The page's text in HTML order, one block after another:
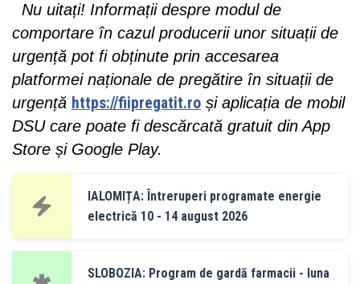
Nu uitați! Informații despre modul de
comportare în cazul producerii unor situații de
urgență pot fi obținute prin accesarea
platformei naționale de pregătire în situații de
urgență https://fiipregatit.ro și aplicația de mobil
DSU care poate fi descărcată gratuit din App
Store și Google Play.
IALOMIȚA: Întreruperi programate energie
electrică 10 - 14 august 2026
SLOBOZIA: Program de gardă farmacii - luna